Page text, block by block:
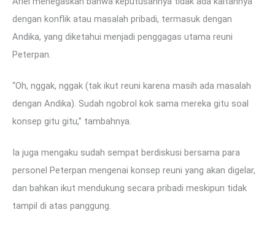
dengan konflik atau masalah pribadi, termasuk dengan
Andika, yang diketahui menjadi penggagas utama reuni
Peterpan.
“Oh, nggak, nggak (tak ikut reuni karena masih ada masalah
dengan Andika). Sudah ngobrol kok sama mereka gitu soal
konsep gitu gitu,” tambahnya.
Ia juga mengaku sudah sempat berdiskusi bersama para
personel Peterpan mengenai konsep reuni yang akan digelar,
dan bahkan ikut mendukung secara pribadi meskipun tidak
tampil di atas panggung.